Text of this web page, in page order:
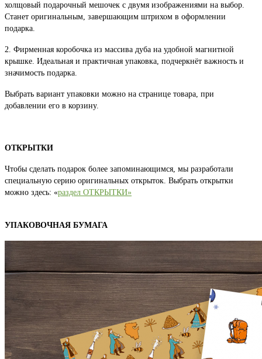
холщовый подарочный мешочек с двумя изображениями на выбор.
Станет оригинальным, завершающим штрихом в оформлении
подарка.
2. Фирменная коробочка из массива дуба на удобной магнитной
крышке. Идеальная и практичная упаковка, подчеркнёт важность и
значимость подарка.
Выбрать вариант упаковки можно на странице товара, при
добавлении его в корзину.
ОТКРЫТКИ
Чтобы сделать подарок более запоминающимся, мы разработали
специальную серию оригинальных открыток. Выбрать открытки
можно здесь: «раздел ОТКРЫТКИ»
УПАКОВОЧНАЯ БУМАГА